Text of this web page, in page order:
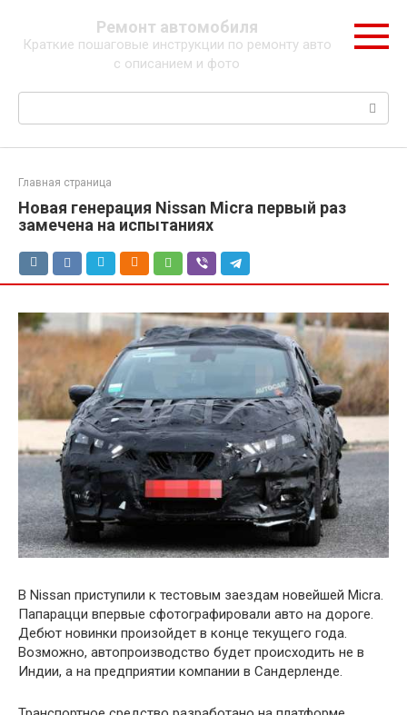
контенту
Ремонт автомобиля
Краткие пошаговые инструкции по ремонту авто
с описанием и фото
Поиск:
Главная страница
Новая генерация Nissan Micra первый раз
замечена на испытаниях
В Nissan приступили к тестовым заездам новейшей Micra.
Папарацци впервые сфотографировали авто на дороге.
Дебют новинки произойдет в конце текущего года.
Возможно, автопроизводство будет происходить не в
Индии, а на предприятии компании в Сандерленде.